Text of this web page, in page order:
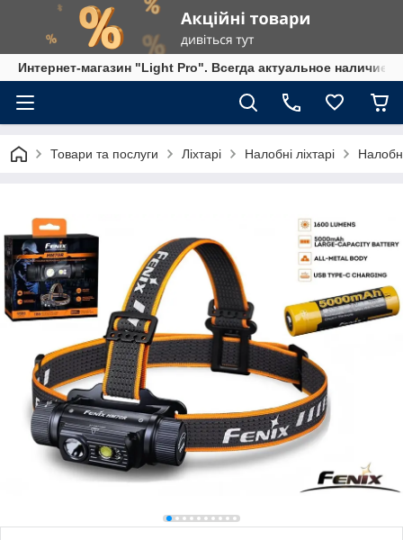
Интернет-магазин "Light Pro". Всегда актуальное
Товари та послуги Ліхтарі Налобні ліхтарі